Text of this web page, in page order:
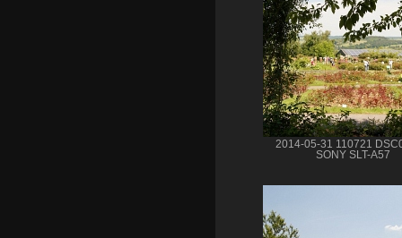
2014-05-31 110721
SONY SLT-A57